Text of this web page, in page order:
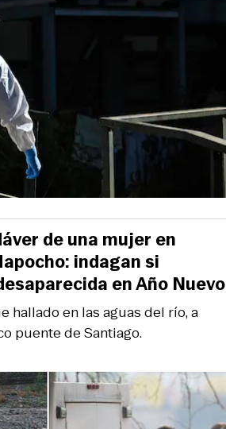
hallado en las aguas del río, a
puente de Santiago.
de una mujer en
indagan si
en Año Nuevo